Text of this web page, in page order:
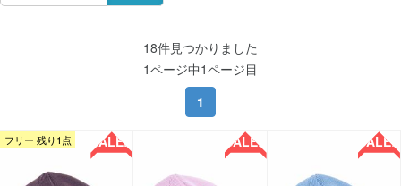
18件見つかりました
1ページ中1ページ目
1
フリー 残り1点 SALE!! SALE!! SALE!!